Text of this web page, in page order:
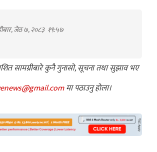
जेठ ७, २०८३ १९:५७
सामग्रीबारे कुनै गुनासो, सूचना तथा सुझाव भए
मा पठाउनु होला।